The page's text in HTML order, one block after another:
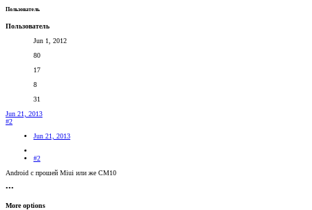
Пользователь
Пользователь
Jun 1, 2012
80
17
8
31
Jun 21, 2013
#2
Jun 21, 2013
#2
Android с прошей Miui или же CM10
•••
More options